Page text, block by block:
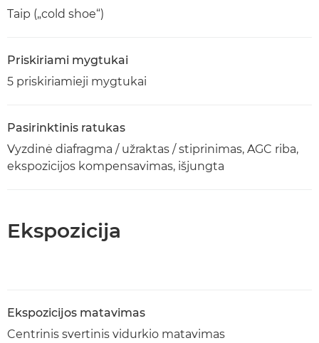
Taip („cold shoe“)
Priskiriami mygtukai
5 priskiriamieji mygtukai
Pasirinktinis ratukas
Vyzdinė diafragma / užraktas / stiprinimas, AGC riba,
ekspozicijos kompensavimas, išjungta
Ekspozicija
Ekspozicijos matavimas
Centrinis svertinis vidurkio matavimas